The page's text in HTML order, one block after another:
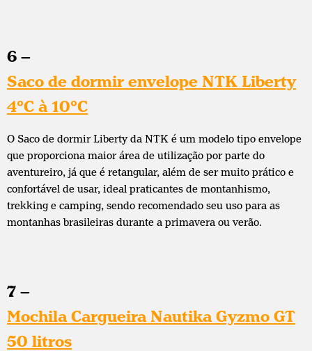
6 –
Saco de dormir envelope NTK Liberty
4°C à 10°C
O Saco de dormir Liberty da NTK é um modelo tipo envelope
que proporciona maior área de utilização por parte do
aventureiro, já que é retangular, além de ser muito prático e
confortável de usar, ideal praticantes de montanhismo,
trekking e camping, sendo recomendado seu uso para as
montanhas brasileiras durante a primavera ou verão.
7 –
Mochila Cargueira Nautika Gyzmo GT
50 litros